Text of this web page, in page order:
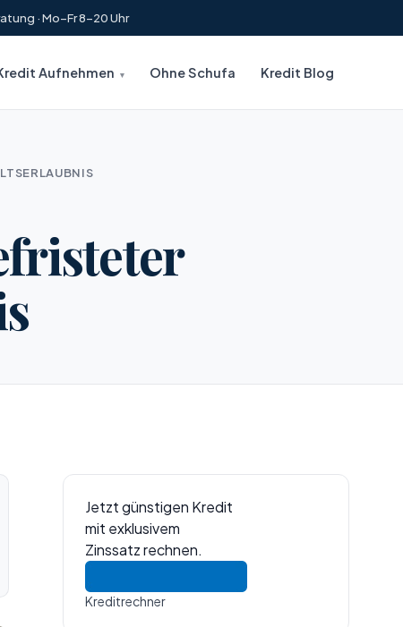
· Mo–Fr 8–20 Uhr
Aufnehmen Ohne Schufa Kredit Blog
Jetzt günstigen Kredit
mit exklusivem
Zinssatz rechnen.
Kreditrechner